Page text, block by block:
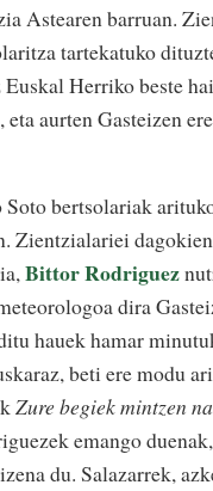
Astearen barruan.
tartekatuko
Herriko beste
aurten Gasteizen
Soto bertsolariak
Zientzialariei
Bittor Rodriguez
dira
hauek hamar
beti ere modu
Zure begiek mintzen
emango
izena du. Salazarrek,